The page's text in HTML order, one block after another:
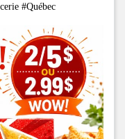
#Québec